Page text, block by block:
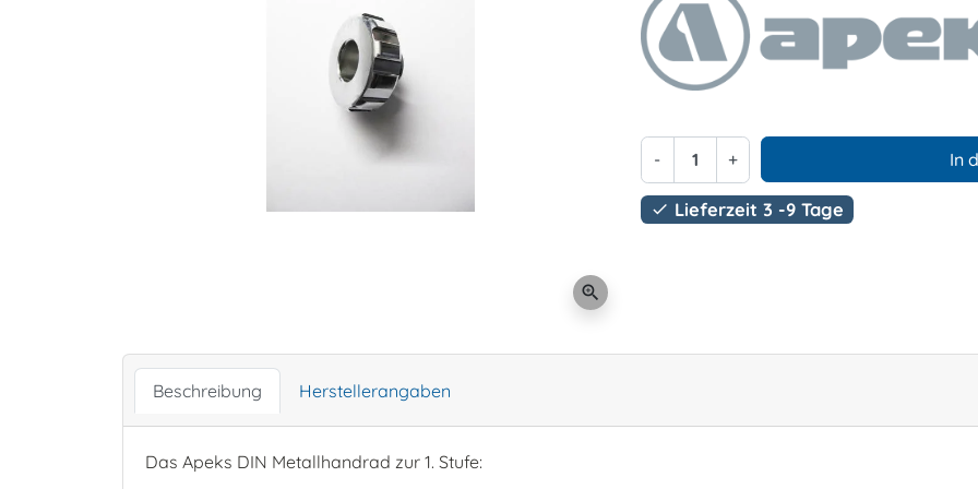
zoom_in
- + In
 Lieferzeit 3 -9 Tage
Beschreibung Herstellerangaben
Das Apeks DIN Metallhandrad zur 1. Stufe: